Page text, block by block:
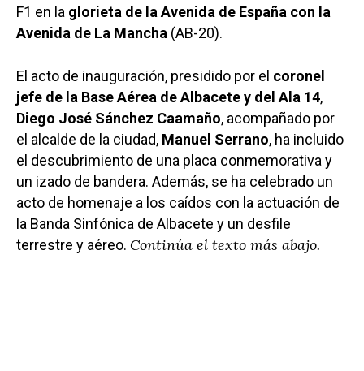
F1 en la glorieta de la Avenida de España con la
Avenida de La Mancha (AB-20).
El acto de inauguración, presidido por el coronel
jefe de la Base Aérea de Albacete y del Ala 14,
Diego José Sánchez Caamaño, acompañado por
el alcalde de la ciudad, Manuel Serrano, ha incluido
el descubrimiento de una placa conmemorativa y
un izado de bandera. Además, se ha celebrado un
acto de homenaje a los caídos con la actuación de
la Banda Sinfónica de Albacete y un desfile
terrestre y aéreo. Continúa el texto más abajo.